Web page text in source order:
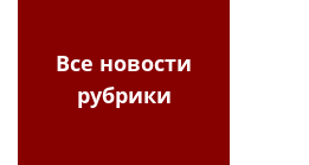
Все новости
рубрики